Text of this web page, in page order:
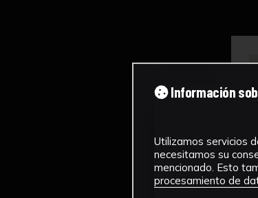
Información
Utilizamos servicios
necesitamos su
mencionado. Esto
procesamiento de